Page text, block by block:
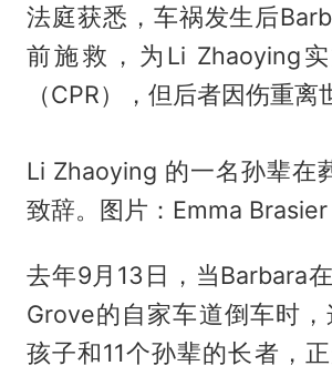
法庭获悉，车祸发生后
前施救，为Li Zhaoying
（CPR），但后者因伤重离
Li Zhaoying 的一名孙辈在
致辞。图片：Emma Brasier
去年9月13日，当Barbara
Grove的自家车道倒车时
孩子和11个孙辈的长者，